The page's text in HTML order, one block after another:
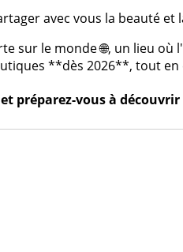
avec vous la beauté
sur le monde 🌐, un lieu
**dès 2026**, tout en
vous à